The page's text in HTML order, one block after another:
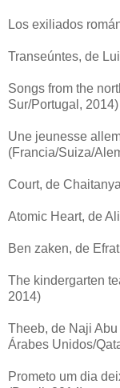
Los exiliados
Transeúntes, de
Songs from the
Sur/Portugal, 2014)
Une jeunesse
(Francia/Suiza/
Court, de
Atomic Heart, de
Ben zaken, de
The kindergarten
2014)
Theeb, de Naji
Árabes Unidos/
Prometo um dia